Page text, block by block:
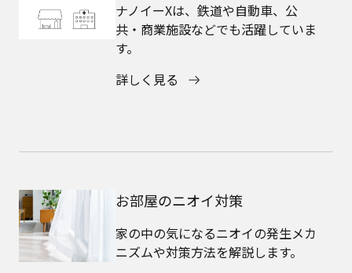
ナノイーXは、鉄道や自動車、公
共・商業施設などでも活躍していま
す。
詳しく見る
お部屋のニオイ対策
家の中の気になるニオイの発生メカ
ニズムや対策方法を解説します。